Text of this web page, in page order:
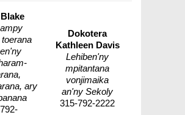
ary
Dokotera
Kathleen Davis
Lehiben'ny
mpitantana
vonjimaika
an'ny Sekoly
315-792-2222